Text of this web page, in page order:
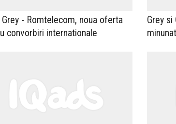
Grey - Romtelecom, noua oferta
convorbiri internationale
Grey